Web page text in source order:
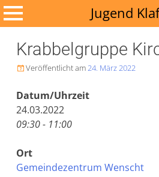
Zum
Inhalt
Jugend
nach:Krabbelgruppe
Veröffentlicht am24. März 2022
Datum/Uhrzeit
24.03.2022
09:30 - 11:00
Ort
Gemeindezentrum Wenscht